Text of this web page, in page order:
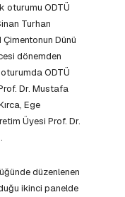
oturumu ODTÜ
Turhan
Dünü
dönemden
oturumda ODTÜ
Dr. Mustafa
Ege
Üyesi Prof. Dr.
düzenlenen
ikinci panelde